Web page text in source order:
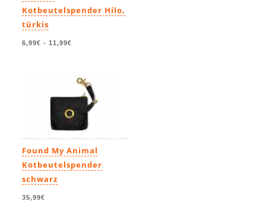
Kotbeutelspender Hilo,
türkis
6,99€ - 11,99€
Found My Animal
Kotbeutelspender
schwarz
35,99€